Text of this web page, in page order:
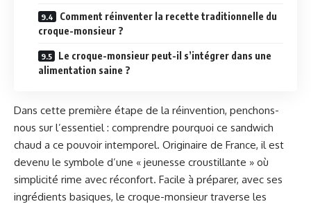
Comment réinventer la recette traditionnelle du
croque-monsieur ?
Le croque-monsieur peut-il s’intégrer dans une
alimentation saine ?
Dans cette première étape de la réinvention, penchons-
nous sur l’essentiel : comprendre pourquoi ce sandwich
chaud a ce pouvoir intemporel. Originaire de France, il est
devenu le symbole d’une « jeunesse croustillante » où
simplicité rime avec réconfort. Facile à préparer, avec ses
ingrédients basiques, le croque-monsieur traverse les